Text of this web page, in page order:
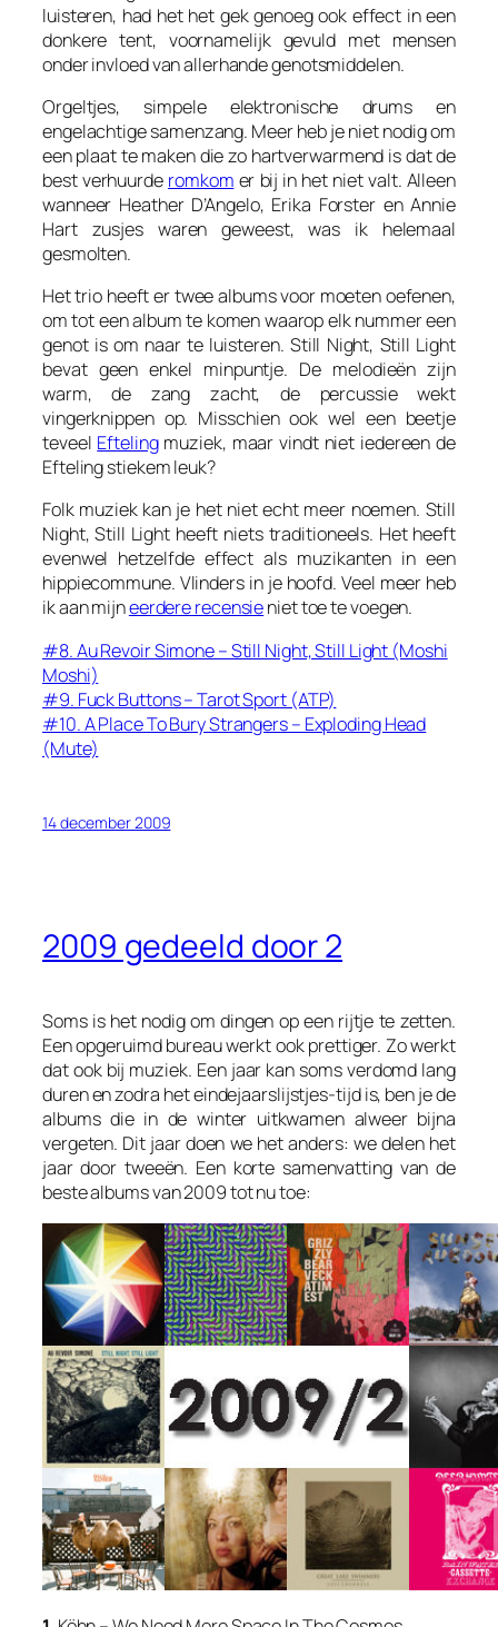
luisteren, had het het gek genoeg ook effect in een
donkere tent, voornamelijk gevuld met mensen
onder invloed van allerhande genotsmiddelen.
Orgeltjes, simpele elektronische drums en
engelachtige samenzang. Meer heb je niet nodig om
een plaat te maken die zo hartverwarmend is dat de
best verhuurde romkom er bij in het niet valt. Alleen
wanneer Heather D’Angelo, Erika Forster en Annie
Hart zusjes waren geweest, was ik helemaal
gesmolten.
Het trio heeft er twee albums voor moeten oefenen,
om tot een album te komen waarop elk nummer een
genot is om naar te luisteren. Still Night, Still Light
bevat geen enkel minpuntje. De melodieën zijn
warm, de zang zacht, de percussie wekt
vingerknippen op. Misschien ook wel een beetje
teveel Eftelingmuziek, maar vindt niet iedereen de
Efteling stiekem leuk?
Folk muziek kan je het niet echt meer noemen. Still
Night, Still Light heeft niets traditioneels. Het heeft
evenwel hetzelfde effect als muzikanten in een
hippiecommune. Vlinders in je hoofd. Veel meer heb
ik aan mijneerdere recensieniet toe te voegen.
#8. Au Revoir Simone – Still Night, Still Light (Moshi
Moshi)
#9. Fuck Buttons – Tarot Sport (ATP)
#10. A Place To Bury Strangers – Exploding Head
(Mute)
14 december 2009
2009 gedeeld door 2
Soms is het nodig om dingen op een rijtje te zetten.
Een opgeruimd bureau werkt ook prettiger. Zo werkt
dat ook bij muziek. Een jaar kan soms verdomd lang
duren en zodra het eindejaarslijstjes-tijd is, ben je de
albums die in de winter uitkwamen alweer bijna
vergeten. Dit jaar doen we het anders: we delen het
jaar door tweeën. Een korte samenvatting van de
beste albums van 2009 tot nu toe: